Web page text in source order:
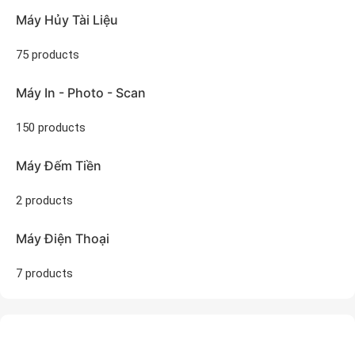
Máy Hủy Tài Liệu
75 products
Máy In - Photo - Scan
150 products
Máy Đếm Tiền
2 products
Máy Điện Thoại
7 products